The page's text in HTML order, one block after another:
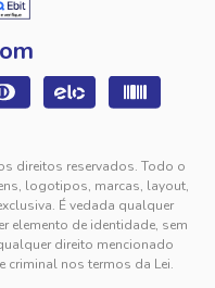
direitos reservados. Todo o
logotipos, marcas, layout,
É vedada qualquer
elemento de identidade, sem
direito mencionado
criminal nos termos da Lei.